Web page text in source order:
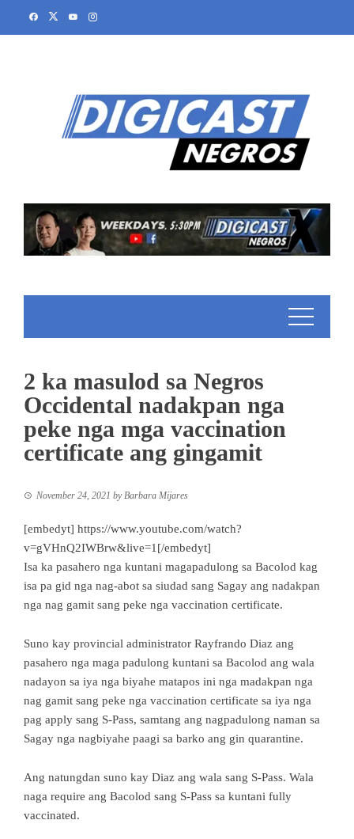
2 ka masulod sa Negros
Occidental nadakpan nga
peke nga mga vaccination
certificate ang gingamit
November 24, 2021 by Barbara Mijares
[embedyt] https://www.youtube.com/watch?
v=gVHnQ2IWBrw&live=1[/embedyt]
Isa ka pasahero nga kuntani magapadulong sa Bacolod kag
isa pa gid nga nag-abot sa siudad sang Sagay ang nadakpan
nga nag gamit sang peke nga vaccination certificate.
Suno kay provincial administrator Rayfrando Diaz ang
pasahero nga maga padulong kuntani sa Bacolod ang wala
nadayon sa iya nga biyahe matapos ini nga madakpan nga
nag gamit sang peke nga vaccination certificate sa iya nga
pag apply sang S-Pass, samtang ang nagpadulong naman sa
Sagay nga nagbiyahe paagi sa barko ang gin quarantine.
Ang natungdan suno kay Diaz ang wala sang S-Pass. Wala
naga require ang Bacolod sang S-Pass sa kuntani fully
vaccinated.